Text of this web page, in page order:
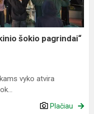
šokio pagrindai“
vyko atvira
Plačiau